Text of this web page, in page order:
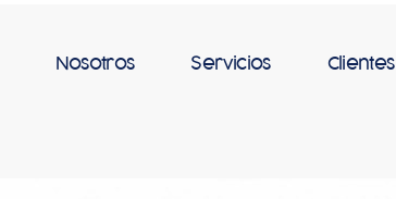
Nosotros Servicios Clientes